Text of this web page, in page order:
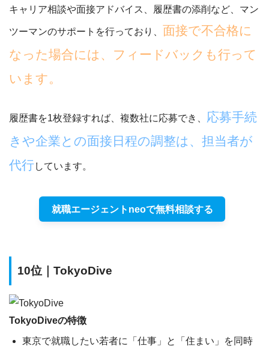
キャリア相談や面接アドバイス、履歴書の添削など、マン
ツーマンのサポートを行っており、 面接で不合格に
なった場合には、フィードバックも行って
います。
履歴書を1枚登録すれば、複数社に応募でき、
応募手続
きや企業との面接日程の調整は、担当者が
代行しています。
就職エージェントneoで無料相談する
10位｜TokyoDive
TokyoDiveの特徴
東京で就職したい若者に「仕事」と「住まい」を同時